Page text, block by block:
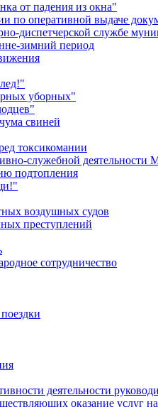
от падения из окна"
по оперативной выдаче
диспетчерской службе
зимний период
уборных"
свиней
токсикомании
служебной
подтопления
воздушных судов
преступлений
сотрудничество
деятельности
оказание услуг